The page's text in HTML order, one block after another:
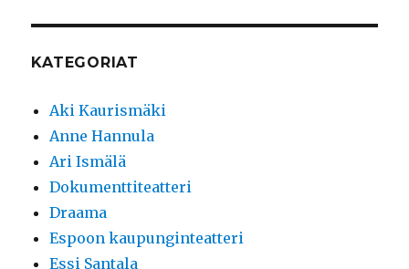
KATEGORIAT
Aki Kaurismäki
Anne Hannula
Ari Ismälä
Dokumenttiteatteri
Draama
Espoon kaupunginteatteri
Essi Santala